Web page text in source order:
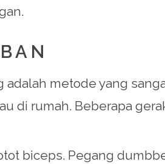
adalah metode yang
di rumah. Beberapa
biceps. Pegang